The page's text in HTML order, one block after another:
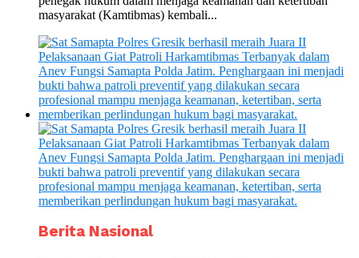
masyarakat (Kamtibmas) kembali...
Berita Nasional